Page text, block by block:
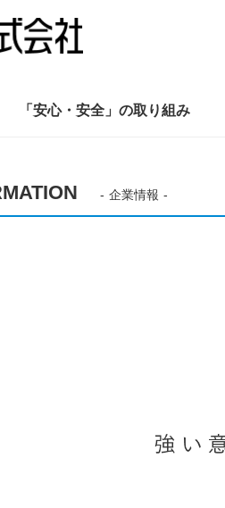
「安心・安全」の取り組み
企業情報